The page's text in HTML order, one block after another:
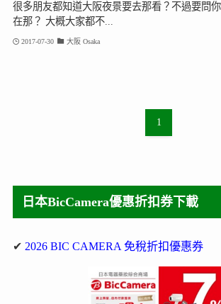
很多朋友都知道大阪夜景要去那看？不過要問
在那？ 大概大家都不...
2017-07-30 大阪 Osaka
1
日本BicCamera優惠折扣券下載
✔ 2026 BIC CAMERA 免稅折扣優惠券